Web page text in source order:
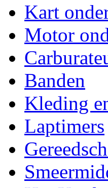
Kart
Motor
Banden
Kleding
Laptimers